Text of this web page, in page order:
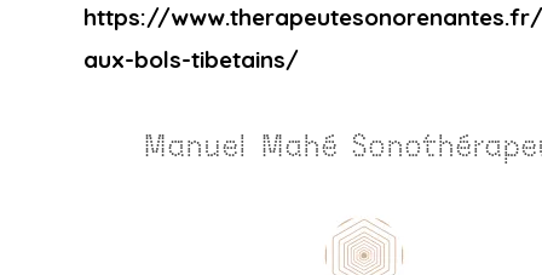
https://
aux-bols-tibetains/
Manuel Mahé